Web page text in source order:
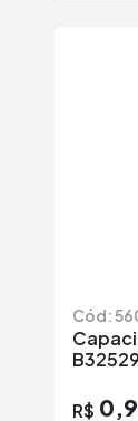
Cód:
B32529
R$